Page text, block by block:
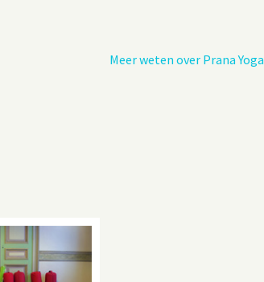
Meer weten over Prana Yoga